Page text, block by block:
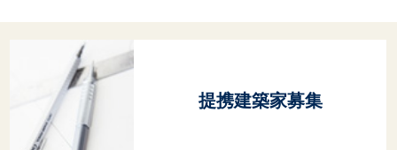
提携建築家募集